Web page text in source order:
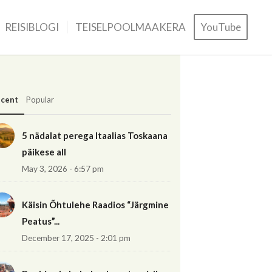
REISIBLOGI TEISELPOOLMAAKERA YouTube
Popular
5 nädalat perega Itaalias Toskaana
päikese all
May 3, 2026 - 6:57 pm
Käisin Õhtulehe Raadios “Järgmine
Peatus”...
December 17, 2025 - 2:01 pm